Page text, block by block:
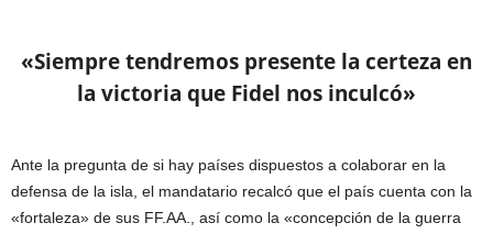
«Siempre tendremos presente la certeza en
la victoria que Fidel nos inculcó»
Ante la pregunta de si hay países dispuestos a colaborar en la
defensa de la isla, el mandatario recalcó que el país cuenta con la
«fortaleza» de sus FF.AA., así como la «concepción de la guerra